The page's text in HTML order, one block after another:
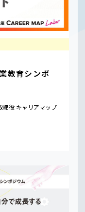
教育シンポ
役 キャリアマップ